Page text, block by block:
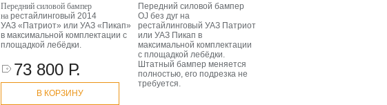
Передний силовой бампер
на рестайлинговый 2014
УАЗ «Патриот» или УАЗ «Пикап»
в максимальной комплектации с
площадкой лебёдки.
73 800 Р.
В КОРЗИНУ
Передний силовой бампер
OJ без дуг на
рестайлинговый УАЗ Патриот
или УАЗ Пикап в
максимальной комплектации
с площадкой лебёдки.
Штатный бампер меняется
полностью, его подрезка не
требуется.